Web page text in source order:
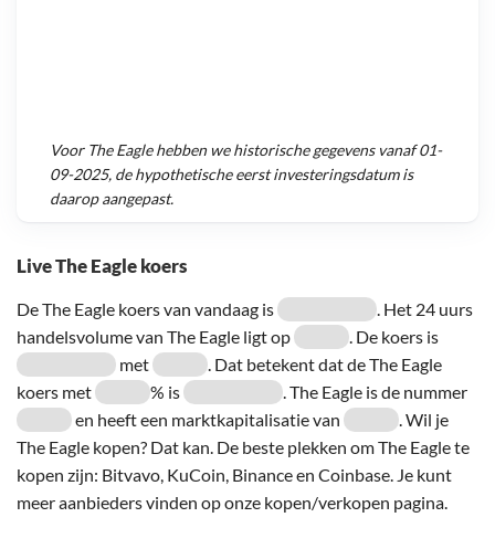
Live The Eagle koers
De The Eagle koers van vandaag is
. Het 24 uurs
handelsvolume van The Eagle ligt op
. De koers is
met
. Dat betekent dat de The Eagle
koers met
% is
. The Eagle is de nummer
en heeft een marktkapitalisatie van
. Wil je
The Eagle kopen? Dat kan. De beste plekken om The Eagle te
kopen zijn: Bitvavo, KuCoin, Binance en Coinbase. Je kunt
meer aanbieders vinden op onze kopen/verkopen pagina.
Voor The Eaglehebben we historische gegevens vanaf01-
09-2025, de hypothetische eerst investeringsdatum is
daarop aangepast.